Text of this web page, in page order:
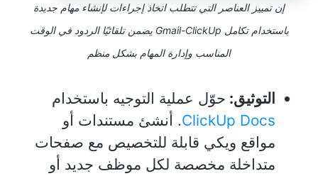
إن تمييز العناصر التي تتطلب اتخاذ إجراءات لإنشاء مهام جديدة
باستخدام تكامل Gmail-ClickUp يضمن تلقائيًا الردود في الوقت
المناسب وإدارة المهام بشكل منظم
التوثيق: حوّل عملية التوجيه باستخدام
ClickUp Docs. أنشئ مستندات أو
مواقع ويكي قابلة للتخصيص مع صفحات
متداخلة مخصصة لكل موظف جديد أو